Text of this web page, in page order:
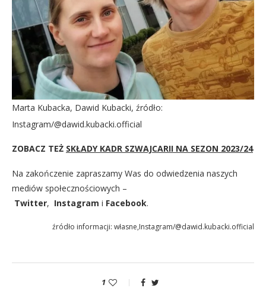
Marta Kubacka, Dawid Kubacki, źródło:
Instagram/@dawid.kubacki.official
ZOBACZ TEŻ SKŁADY KADR SZWAJCARII NA SEZON 2023/24
Na zakończenie zapraszamy Was do odwiedzenia naszych
mediów społecznościowych –
Twitter, Instagram i Facebook.
źródło informacji: własne,Instagram/@dawid.kubacki.official
1